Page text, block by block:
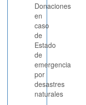
Donaciones
en
caso
de
Estado
de
emergencia
por
desastres
naturales